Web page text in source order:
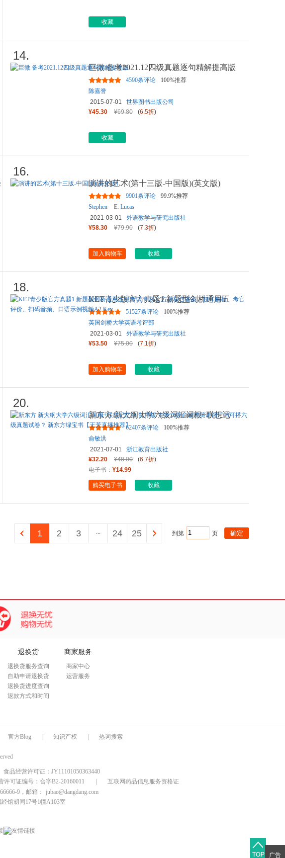
收藏
14.
巨微 备考2021.12四级真题逐句精解提高版
4590条评论
100%推荐
陈嘉誉
2015-07-01
世界图书出版公司
¥45.30
¥69.80 (6.5折)
收藏
16.
演讲的艺术(第十三版-中国版)(英文版)
9901条评论
99.9%推荐
Stephen
E. Lucas
2021-03-01
外语教学与研究出版社
¥58.30
¥79.90 (7.3折)
加入购物车 收藏
18.
KET青少版官方真题1 新题型剑桥通用五
级考试 剑桥官方授权含答案...
51527条评论
100%推荐
英国剑桥大学英语考评部
2021-03-01
外语教学与研究出版社
¥53.50
¥75.00 (7.1折)
加入购物车 收藏
20.
新东方 新大纲大学六级词汇词根+联想记
忆法 乱序版 大学六级俞敏...
62407条评论
100%推荐
俞敏洪
2021-07-01
浙江教育出版社
¥32.20
¥48.00 (6.7折)
电子书： ¥14.99
购买电子书 收藏
1 2 3 ... 24 25 到第 页
退换货
退换货服务查询
自助申请退换货
退换货进度查询
退款方式和时间
商家服务
商家中心
运营服务
官方Blog 知识产权 热词搜索
食品经营许可证：JY11101050363440
许可证编号：合字B2-20160011
互联网药品信息服务资格证
9，邮箱：
jubao@dangdang.com
馆胡同17号1幢A103室
广告